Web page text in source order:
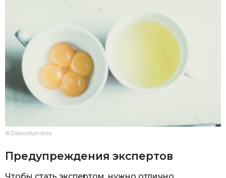
© Depositphotos
Предупреждения экспертов
Чтобы стать экспертом, нужно отлично